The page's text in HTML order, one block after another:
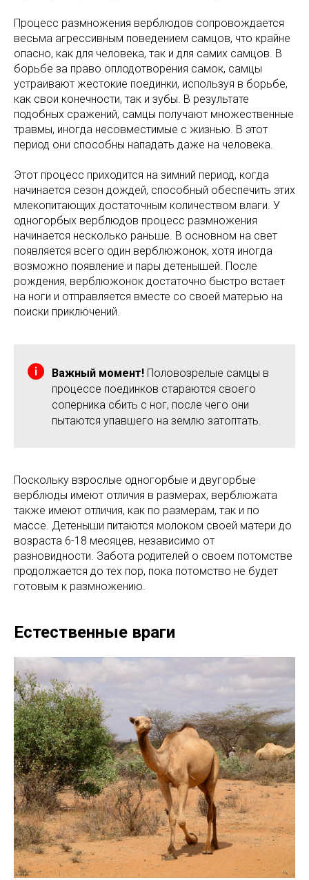
Процесс размножения верблюдов сопровождается
весьма агрессивным поведением самцов, что крайне
опасно, как для человека, так и для самих самцов. В
борьбе за право оплодотворения самок, самцы
устраивают жестокие поединки, используя в борьбе,
как свои конечности, так и зубы. В результате
подобных сражений, самцы получают множественные
травмы, иногда несовместимые с жизнью. В этот
период они способны нападать даже на человека.
Этот процесс приходится на зимний период, когда
начинается сезон дождей, способный обеспечить этих
млекопитающих достаточным количеством влаги. У
одногорбых верблюдов процесс размножения
начинается несколько раньше. В основном на свет
появляется всего один верблюжонок, хотя иногда
возможно появление и пары детенышей. После
рождения, верблюжонок достаточно быстро встает
на ноги и отправляется вместе со своей матерью на
поиски приключений.
Важный момент! Половозрелые самцы в
процессе поединков стараются своего
соперника сбить с ног, после чего они
пытаются упавшего на землю затоптать.
Поскольку взрослые одногорбые и двугорбые
верблюды имеют отличия в размерах, верблюжата
также имеют отличия, как по размерам, так и по
массе. Детеныши питаются молоком своей матери до
возраста 6-18 месяцев, независимо от
разновидности. Забота родителей о своем потомстве
продолжается до тех пор, пока потомство не будет
готовым к размножению.
Естественные враги